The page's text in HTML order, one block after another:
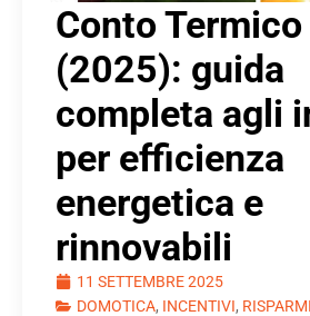
Conto
(2025): guida
completa agli
per efficienza
energetica e
rinnovabili
11 SETTEMBRE 2025
DOMOTICA, INCENTIVI,